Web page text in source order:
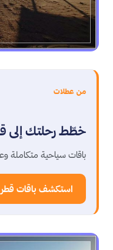
من عطلات
خطّط رحلتك إلى
باقات سياحية متكاملة
استكشف باقات